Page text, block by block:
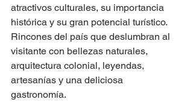
atractivos culturales, su importancia
histórica y su gran potencial turístico.
Rincones del país que deslumbran al
visitante con bellezas naturales,
arquitectura colonial, leyendas,
artesanías y una deliciosa
gastronomía.